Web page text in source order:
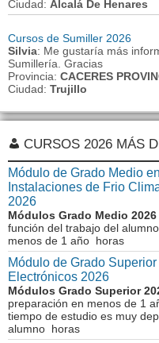
Ciudad: Alcalá De Henares
Cursos de Sumiller 2026
Silvia: Me gustaría más
Sumillería. Gracias
Provincia: CACERES
Ciudad: Trujillo
CURSOS 2026 MÁS
Módulo de Grado Medio
Instalaciones de Frio
2026
Módulos Grado Medio 2026
función del trabajo del
menos de 1 año horas
Módulo de Grado
Electrónicos 2026
Módulos Grado Superior
preparación en menos de 1
tiempo de estudio es muy
alumno horas